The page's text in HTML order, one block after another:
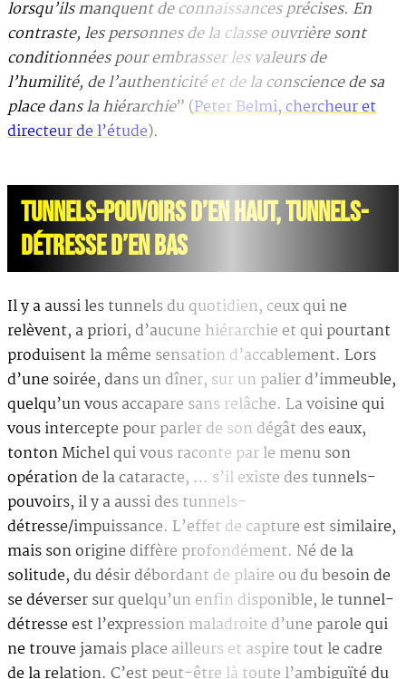
lorsqu’ils manquent de connaissances précises. En
contraste, les personnes de la classe ouvrière sont
conditionnées pour embrasser les valeurs de
l’humilité, de l’authenticité et de la conscience de sa
place dans la hiérarchie” (Peter Belmi, chercheur et
directeur de l’étude).
TUNNELS-POUVOIRS D’EN HAUT, TUNNELS-
DÉTRESSE D’EN BAS
Il y a aussi les tunnels du quotidien, ceux qui ne
relèvent, a priori, d’aucune hiérarchie et qui pourtant
produisent la même sensation d’accablement. Lors
d’une soirée, dans un dîner, sur un palier d’immeuble,
quelqu’un vous accapare sans relâche. La voisine qui
vous intercepte pour parler de son dégât des eaux,
tonton Michel qui vous raconte par le menu son
opération de la cataracte, … s’il existe des tunnels-
pouvoirs, il y a aussi des tunnels-
détresse/impuissance. L’effet de capture est similaire,
mais son origine diffère profondément. Né de la
solitude, du désir débordant de plaire ou du besoin de
se déverser sur quelqu’un enfin disponible, le tunnel-
détresse est l’expression maladroite d’une parole qui
ne trouve jamais place ailleurs et aspire tout le cadre
de la relation. C’est peut-être là toute l’ambiguïté du